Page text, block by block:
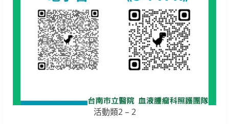
活動類2 – 2